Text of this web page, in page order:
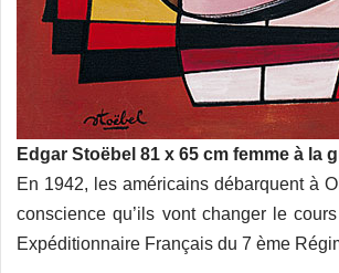
Edgar Stoëbel 81 x 65 cm femme à la
En 1942, les américains débarquent à
conscience qu’ils vont changer le
Expéditionnaire Français du 7 ème